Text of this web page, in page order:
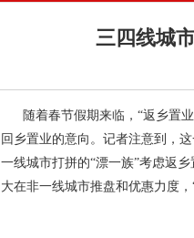
三四线城
随着春节假期来临，“返乡置
回乡置业的意向。记者注意到，
一线城市打拼的“漂一族”考虑返
大在非一线城市推盘和优惠力度，